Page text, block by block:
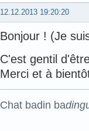
12.12.2013 19:20:20
Bonjour ! (Je
C'est gentil
Merci et à
Chat badin ba